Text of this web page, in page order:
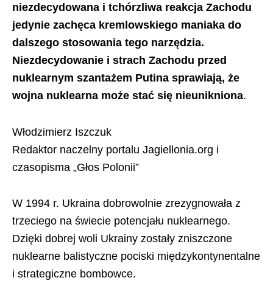
niezdecydowana i tchórzliwa reakcja Zachodu
jedynie zachęca kremlowskiego maniaka do
dalszego stosowania tego narzędzia.
Niezdecydowanie i strach Zachodu przed
nuklearnym szantażem Putina sprawiają, że
wojna nuklearna może stać się nieunikniona.
Włodzimierz Iszczuk
Redaktor naczelny portalu Jagiellonia.org i
czasopisma „Głos Polonii”
W 1994 r. Ukraina dobrowolnie zrezygnowała z
trzeciego na świecie potencjału nuklearnego.
Dzięki dobrej woli Ukrainy zostały zniszczone
nuklearne balistyczne pociski międzykontynentalne
i strategiczne bombowce.